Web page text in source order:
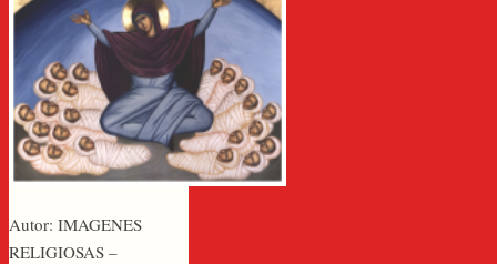
Autor: IMAGENES
RELIGIOSAS –